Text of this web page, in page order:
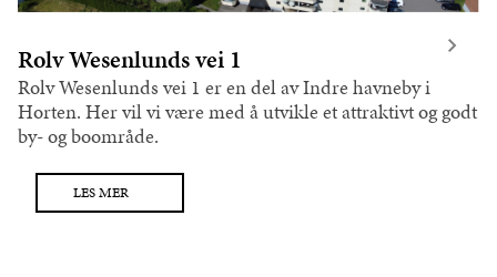
Rolv Wesenlunds vei 1
Rolv Wesenlunds vei 1 er en del av Indre havneby i
Horten. Her vil vi være med å utvikle et attraktivt og godt
by- og boområde.
LES MER